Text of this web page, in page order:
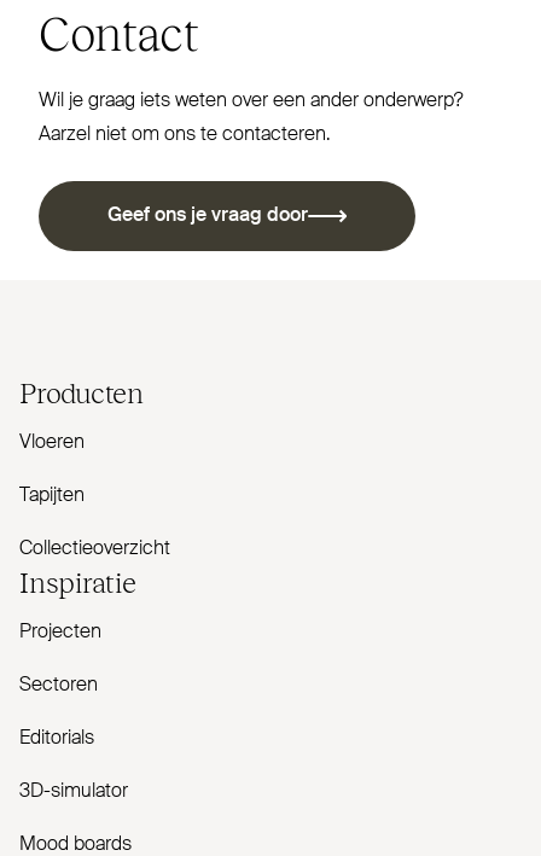
Contact
Wil je graag iets weten over een ander onderwerp?
Aarzel niet om ons te contacteren.
Geef ons je vraag door
Producten
Vloeren
Tapijten
Collectieoverzicht
Inspiratie
Projecten
Sectoren
Editorials
3D-simulator
Mood boards